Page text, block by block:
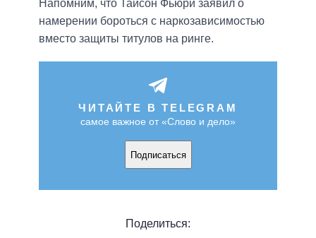
Напомним, что Тайсон Фьюри заявил о
намерении бороться с наркозависимостью
вместо защиты титулов на ринге.
ЧИТАЙТЕ В TELEGRAM
самое важное от «Слово и дело»
Подписаться
Поделиться: